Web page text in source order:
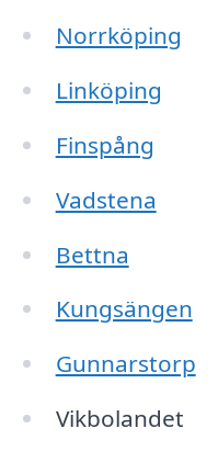
Norrköping
Linköping
Finspång
Vadstena
Bettna
Kungsängen
Gunnarstorp
Vikbolandet